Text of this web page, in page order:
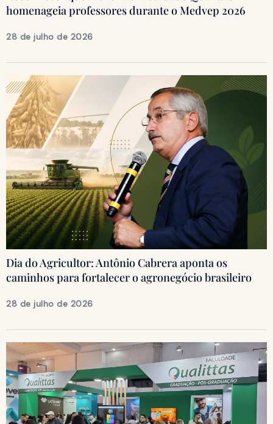
homenageia professores durante o Medvep 2026
28 de julho de 2026
Dia do Agricultor: Antônio Cabrera aponta os
caminhos para fortalecer o agronegócio brasileiro
28 de julho de 2026